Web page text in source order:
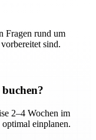
Fragen rund um
sind.
2–4 Wochen im
einplanen.